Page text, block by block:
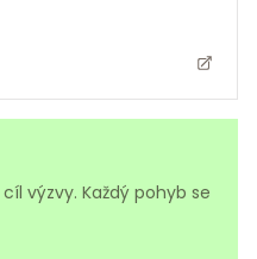
výzvy. Každý pohyb se